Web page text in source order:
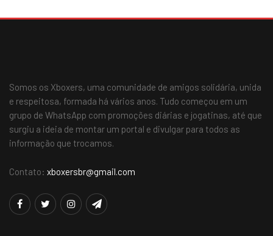
Somos os Xboxers, uma comunidade de amigos solidária, unida
e respeitosa, formada há vários anos. Tudo começou em um
grupo de WhatsApp com promoções diárias e jogatinas, até que
surgiu a ideia de montar um portal e divulgar para todos as
informação que trocamos.
Contato: xboxersbr@gmail.com